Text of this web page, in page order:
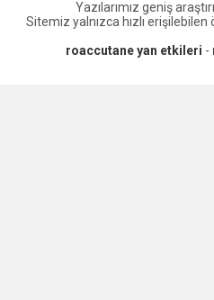
Yazılarımız geniş
Sitemiz yalnızca hızlı erişilebilen
roaccutane yan etkileri -